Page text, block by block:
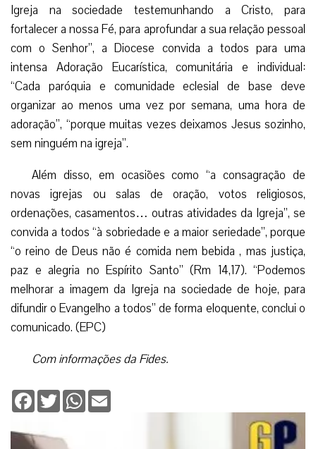
Igreja na sociedade testemunhando a Cristo, para
fortalecer a nossa Fé, para aprofundar a sua relação pessoal
com o Senhor”, a Diocese convida a todos para uma
intensa Adoração Eucarística, comunitária e individual:
“Cada paróquia e comunidade eclesial de base deve
organizar ao menos uma vez por semana, uma hora de
adoração”, “porque muitas vezes deixamos Jesus sozinho,
sem ninguém na igreja”.
Além disso, em ocasiões como “a consagração de
novas igrejas ou salas de oração, votos religiosos,
ordenações, casamentos… outras atividades da Igreja”, se
convida a todos “à sobriedade e a maior seriedade”, porque
“o reino de Deus não é comida nem bebida , mas justiça,
paz e alegria no Espírito Santo” (Rm 14,17). “Podemos
melhorar a imagem da Igreja na sociedade de hoje, para
difundir o Evangelho a todos” de forma eloquente, conclui o
comunicado. (EPC)
Com informações da Fides.
Facebook
TwitterWhatsApp